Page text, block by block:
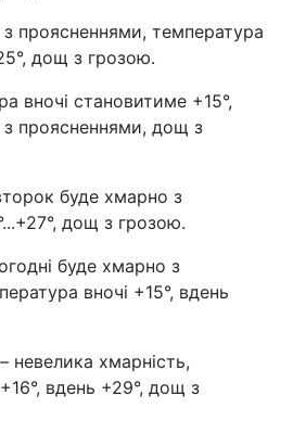
проясненнями, температура
дощ з грозою.
вночі становитиме +15°,
з проясненнями, дощ з
буде хмарно з
дощ з грозою.
буде хмарно з
вночі +15°, вдень
невелика хмарність,
вдень +29°, дощ з